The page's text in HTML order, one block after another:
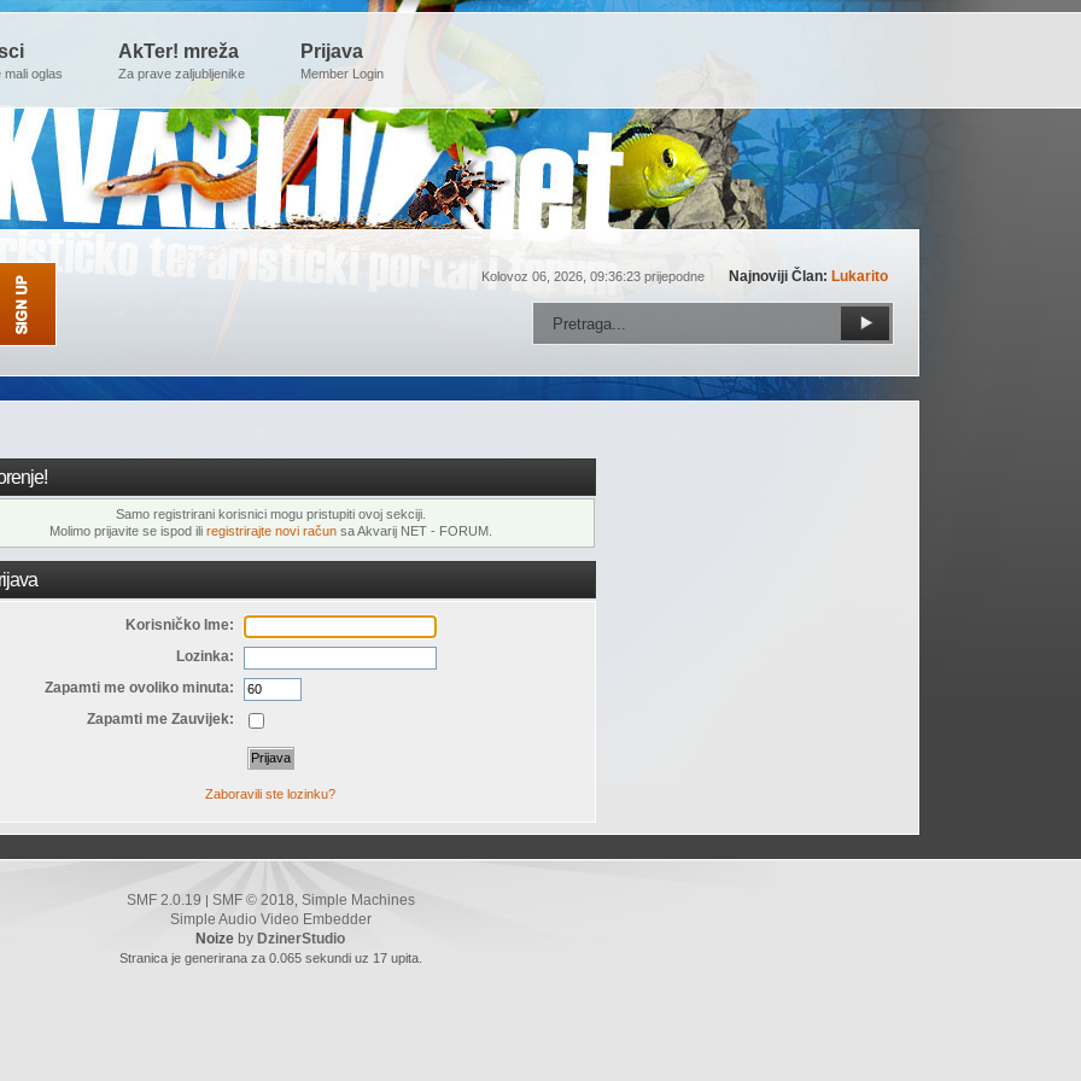
mali oglas
AkTer! mreža
Za prave zaljubljenike
Prijava
Member Login
Kolovoz 06, 2026, 09:36:23 prijepodne Najnoviji Član: Lukarito
Samo registrirani korisnici mogu pristupiti ovoj sekciji.
Molimo prijavite se ispod ili registrirajte novi računsa Akvarij NET - FORUM.
Korisničko Ime:
Lozinka:
Zapamti me ovoliko minuta:
Zapamti me Zauvijek:
Zaboravili ste lozinku?
SMF 2.0.19 SMF © 2018 Simple Machines
Simple Audio Video Embedder
Noize by DzinerStudio
Stranica je generirana za 0.065 sekundi uz 17 upita.